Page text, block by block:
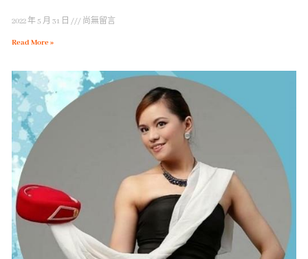
2022 年 5 月 31 日 尚無留言
Read More »